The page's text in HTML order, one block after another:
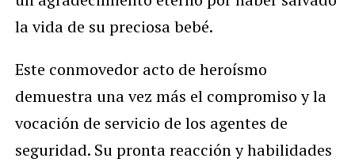
la vida de su preciosa bebé.
Este conmovedor acto de heroísmo
demuestra una vez más el compromiso y la
vocación de servicio de los agentes de
seguridad. Su pronta reacción y habilidades